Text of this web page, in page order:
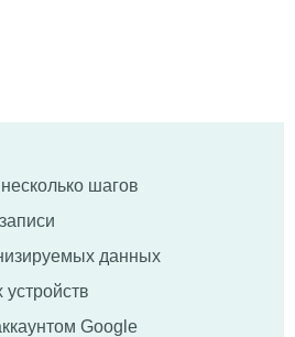
шагов
данных
Google